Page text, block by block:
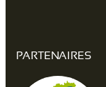
PARTENAIRES